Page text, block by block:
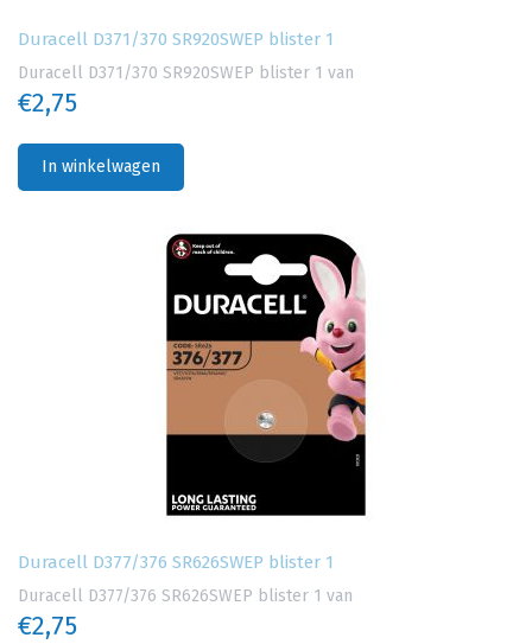
Duracell D371/370 SR920SWEP blister 1
Duracell D371/370 SR920SWEP blister 1 van
€2,75
In winkelwagen
Duracell D377/376 SR626SWEP blister 1
Duracell D377/376 SR626SWEP blister 1 van
€2,75